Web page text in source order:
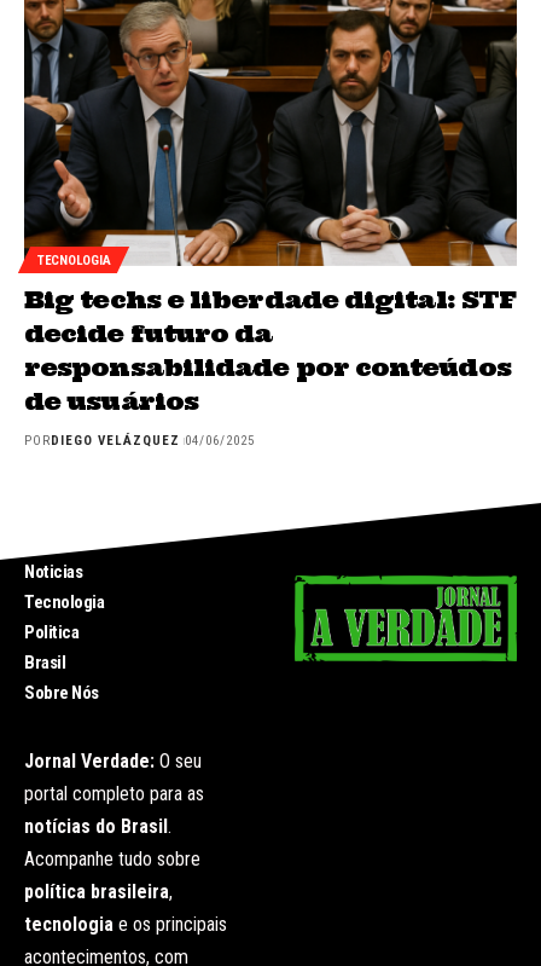
TECNOLOGIA
Big techs e liberdade digital: STF
decide futuro da
responsabilidade por conteúdos
de usuários
POR DIEGO VELÁZQUEZ 04/06/2025
Noticias
Tecnologia
Politica
Brasil
Sobre Nós
Jornal Verdade: O seu
portal completo para as
notícias do Brasil .
Acompanhe tudo sobre
política brasileira,
tecnologia e os principais
acontecimentos, com